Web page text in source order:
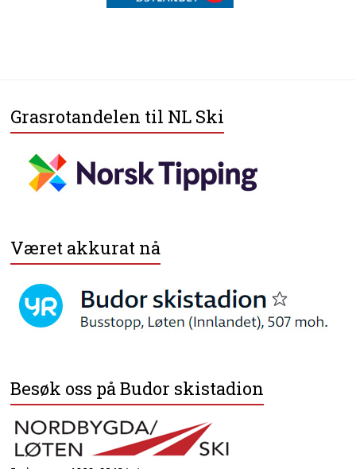
Grasrotandelen til NL Ski
Været akkurat nå
Besøk oss på Budor skistadion